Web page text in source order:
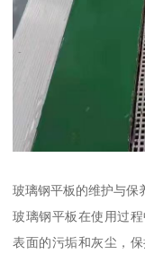
玻璃钢平板的维护与保
玻璃钢平板在使用过
表面的污垢和灰尘，